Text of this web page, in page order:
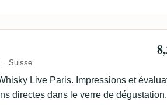
Suisse
Live Paris. Impressions et
directes dans le verre de dégustation.